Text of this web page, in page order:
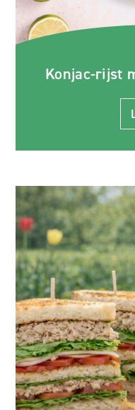
Konjac-rijst